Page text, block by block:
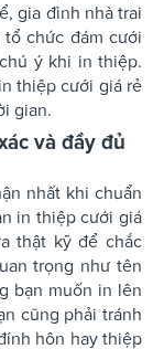
gia đình nhà trai
chức đám cưới
ý khi in thiệp.
thiệp cưới giá rẻ
gian.
và đầy đủ
nhất khi chuẩn
in thiệp cưới giá
thật kỹ để chắc
trọng như tên
bạn muốn in lên
cũng phải tránh
hôn hay thiệp